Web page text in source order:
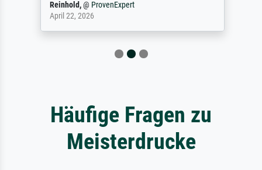
Reinhold,@ ProvenExpert
April 22, 2026
Häufige Fragen zu
Meisterdrucke